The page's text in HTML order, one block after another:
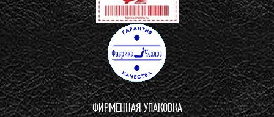
ФИРМЕННАЯ УПАКОВКА